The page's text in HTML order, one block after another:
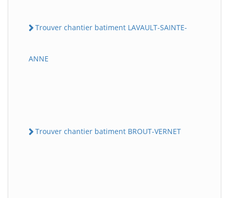
Trouver chantier batiment LAVAULT-SAINTE-
ANNE
Trouver chantier batiment BROUT-VERNET